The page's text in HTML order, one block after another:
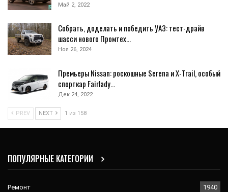
Май 2, 2022
Собрать, доделать и победить УАЗ: тест-драйв
шасси нового Промтех…
Ноя 26, 2024
Премьеры Nissan: роскошные Serena и X-Trail, особый
спорткар Fairlady…
Дек 24, 2022
PREV NEXT 1 из 158
ПОПУЛЯРНЫЕ КАТЕГОРИИ
Ремонт 1940